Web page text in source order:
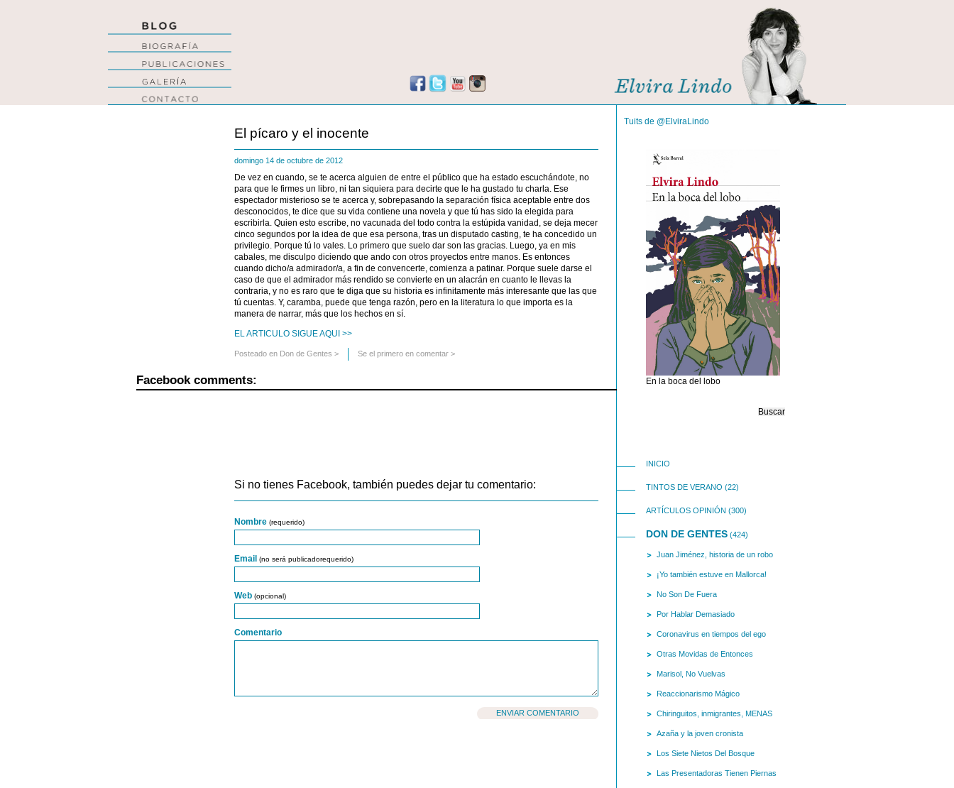
El pícaro y el inocente
domingo 14 de octubre de 2012
De vez en cuando, se te acerca alguien de entre el público que ha estado escuchándote, no
para que le firmes un libro, ni tan siquiera para decirte que le ha gustado tu charla. Ese
espectador misterioso se te acerca y, sobrepasando la separación física aceptable entre dos
desconocidos, te dice que su vida contiene una novela y que tú has sido la elegida para
escribirla. Quien esto escribe, no vacunada del todo contra la estúpida vanidad, se deja mecer
cinco segundos por la idea de que esa persona, tras un disputado casting, te ha concedido un
privilegio. Porque tú lo vales. Lo primero que suelo dar son las gracias. Luego, ya en mis
cabales, me disculpo diciendo que ando con otros proyectos entre manos. Es entonces
cuando dicho/a admirador/a, a fin de convencerte, comienza a patinar. Porque suele darse el
caso de que el admirador más rendido se convierte en un alacrán en cuanto le llevas la
contraria, y no es raro que te diga que su historia es infinitamente más interesante que las que
tú cuentas. Y, caramba, puede que tenga razón, pero en la literatura lo que importa es la
manera de narrar, más que los hechos en sí.
EL ARTICULO SIGUE AQUI >>
Posteado en Don de Gentes > Se el primero en comentar >
Facebook comments:
Si no tienes Facebook, también puedes dejar tu comentario:
Nombre (requerido)
Email (no será publicadorequerido)
Web (opcional)
Comentario
Tuits de @ElviraLindo
En la boca del lobo
INICIO
TINTOS DE VERANO (22)
ARTÍCULOS OPINIÓN (300)
DON DE GENTES (424)
Juan Jiménez, historia de un robo
¡Yo también estuve en Mallorca!
No Son De Fuera
Por Hablar Demasiado
Coronavirus en tiempos del ego
Otras Movidas de Entonces
Marisol, No Vuelvas
Reaccionarismo Mágico
Chiringuitos, inmigrantes, MENAS
Azaña y la joven cronista
Los Siete Nietos Del Bosque
Las Presentadoras Tienen Piernas